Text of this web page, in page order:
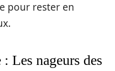
pour rester en
Les nageurs des